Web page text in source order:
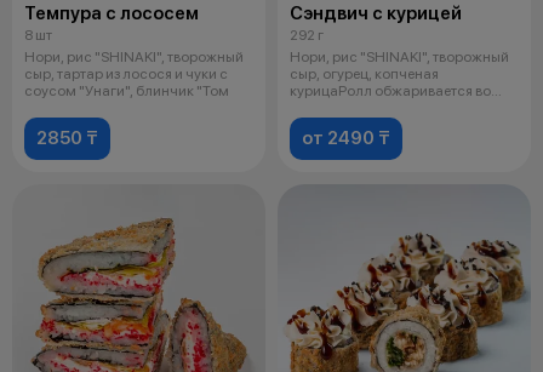
Темпура с лососем
8 шт
Нори, рис "SHINAKI", творожный
сыр, тартар из лосося и чуки с
соусом "Унаги", блинчик "Том
2850 ₸
Сэндвич с курицей
292 г
Нори, рис "SHINAKI", творожный
сыр, огурец, копченая
курицаРолл обжаривается во
от 2490 ₸